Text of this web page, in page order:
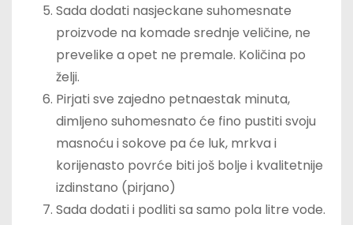
Sada dodati nasjeckane suhomesnate
proizvode na komade srednje veličine, ne
prevelike a opet ne premale. Količina po
želji.
Pirjati sve zajedno petnaestak minuta,
dimljeno suhomesnato će fino pustiti svoju
masnoću i sokove pa će luk, mrkva i
korijenasto povrće biti još bolje i kvalitetnije
izdinstano (pirjano)
Sada dodati i podliti sa samo pola litre vode.